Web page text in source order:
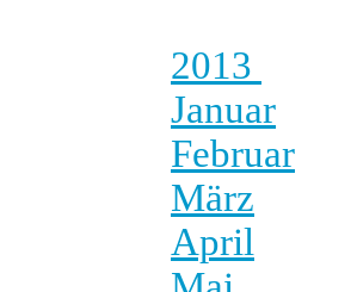
2013
Januar
Februar
März
April